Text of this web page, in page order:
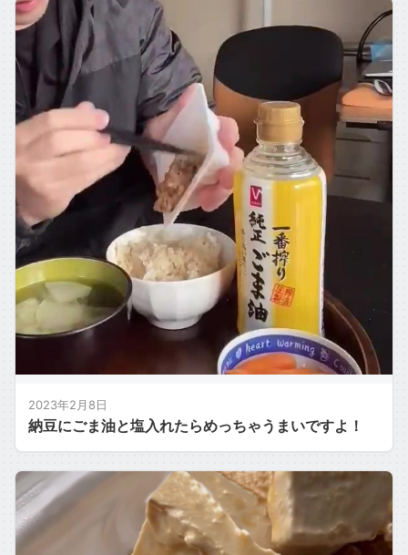
2023年2月8日
納豆にごま油と塩入れたらめっちゃうまいですよ！